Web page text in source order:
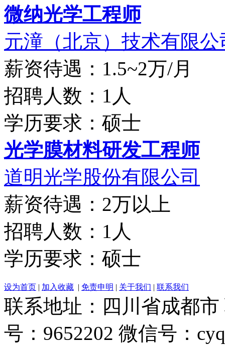
微纳光学工程师
元潼（北京）技术有限公
薪资待遇：1.5~2万/月
招聘人数：1人
学历要求：硕士
光学膜材料研发工程师
道明光学股份有限公司
薪资待遇：2万以上
招聘人数：1人
学历要求：硕士
设为首页 | 加入收藏 | 免责申明 | 关于我们 | 联系我们
联系地址：四川省成都市
号：9652202 微信号：